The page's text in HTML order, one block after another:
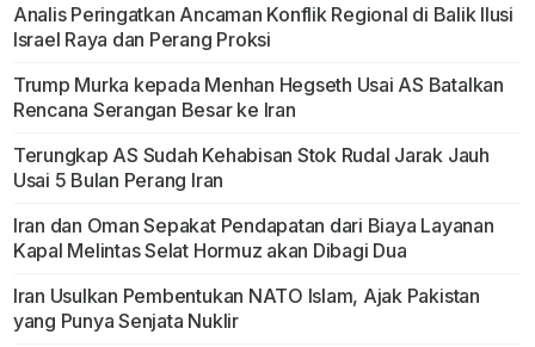
Analis Peringatkan Ancaman Konflik Regional di Balik Ilusi
Israel Raya dan Perang Proksi
Trump Murka kepada Menhan Hegseth Usai AS Batalkan
Rencana Serangan Besar ke Iran
Terungkap AS Sudah Kehabisan Stok Rudal Jarak Jauh
Usai 5 Bulan Perang Iran
Iran dan Oman Sepakat Pendapatan dari Biaya Layanan
Kapal Melintas Selat Hormuz akan Dibagi Dua
Iran Usulkan Pembentukan NATO Islam, Ajak Pakistan
yang Punya Senjata Nuklir